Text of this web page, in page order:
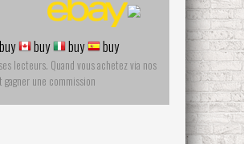
buy buy buy buy
lecteurs. Quand vous achetez via nos
une commission